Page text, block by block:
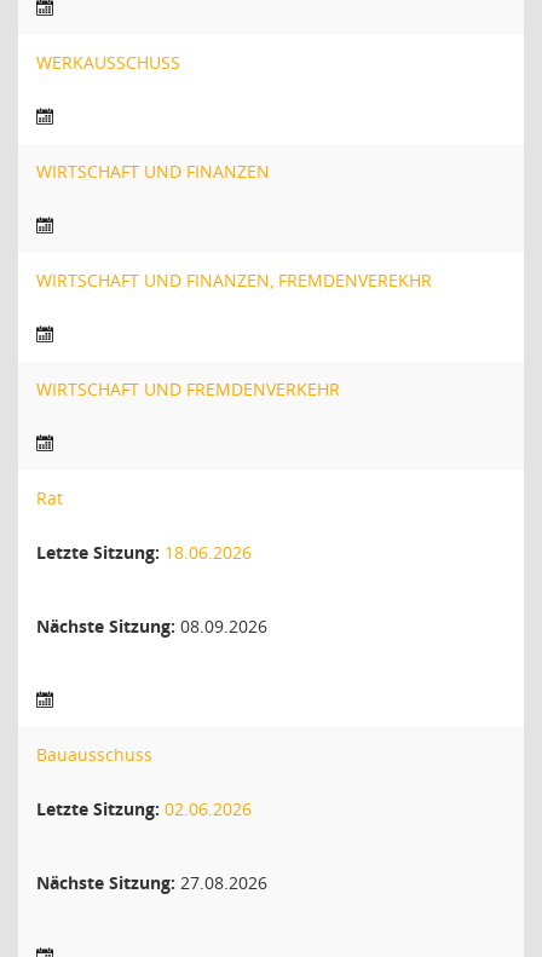
WERKAUSSCHUSS
WIRTSCHAFT UND FINANZEN
WIRTSCHAFT UND FINANZEN, FREMDENVEREKHR
WIRTSCHAFT UND FREMDENVERKEHR
Rat
Letzte Sitzung: 18.06.2026
Nächste Sitzung: 08.09.2026
Bauausschuss
Letzte Sitzung: 02.06.2026
Nächste Sitzung: 27.08.2026